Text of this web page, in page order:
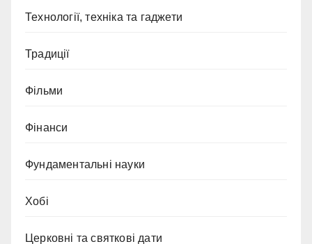
Технології, техніка та гаджети
Традиції
Фільми
Фінанси
Фундаментальні науки
Хобі
Церковні та святкові дати